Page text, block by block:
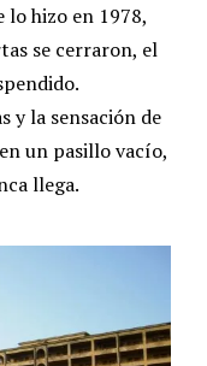
lo hizo en 1978,
se cerraron, el
y la sensación de
un pasillo vacío,
llega.